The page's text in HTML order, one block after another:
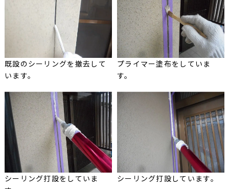
既設のシーリングを撤去して
います。
プライマー塗布をしていま
す。
シーリング打設をしていま
シーリング打設しています。